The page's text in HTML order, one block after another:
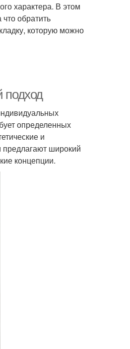
характера. В этом
обратить
которую можно
подход
определенных
и
предлагают широкий
концепции.